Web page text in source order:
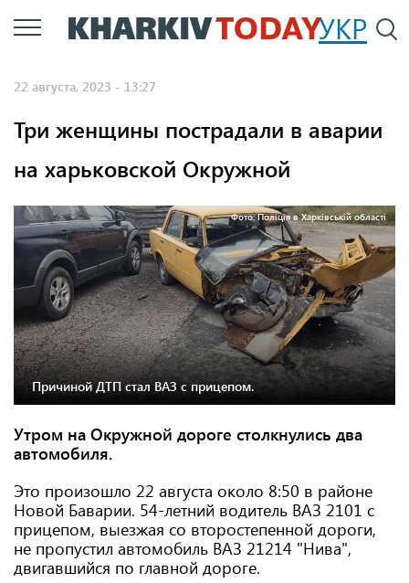
Перейти
к
УКР
22 августа, 2023 - 13:27
Три женщины пострадали в аварии
на харьковской Окружной
Фото: Поліція в Харківській області
Причиной ДТП стал ВАЗ с прицепом.
Утром на Окружной дороге столкнулись два
автомобиля.
Это произошло 22 августа около 8:50 в районе
Новой Баварии. 54-летний водитель ВАЗ 2101 с
прицепом, выезжая со второстепенной дороги,
не пропустил автомобиль ВАЗ 21214 "Нива",
двигавшийся по главной дороге.